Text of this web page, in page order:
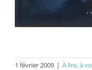
1 février 2009 | À lire, à